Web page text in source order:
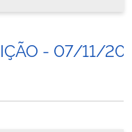
- 07/11/